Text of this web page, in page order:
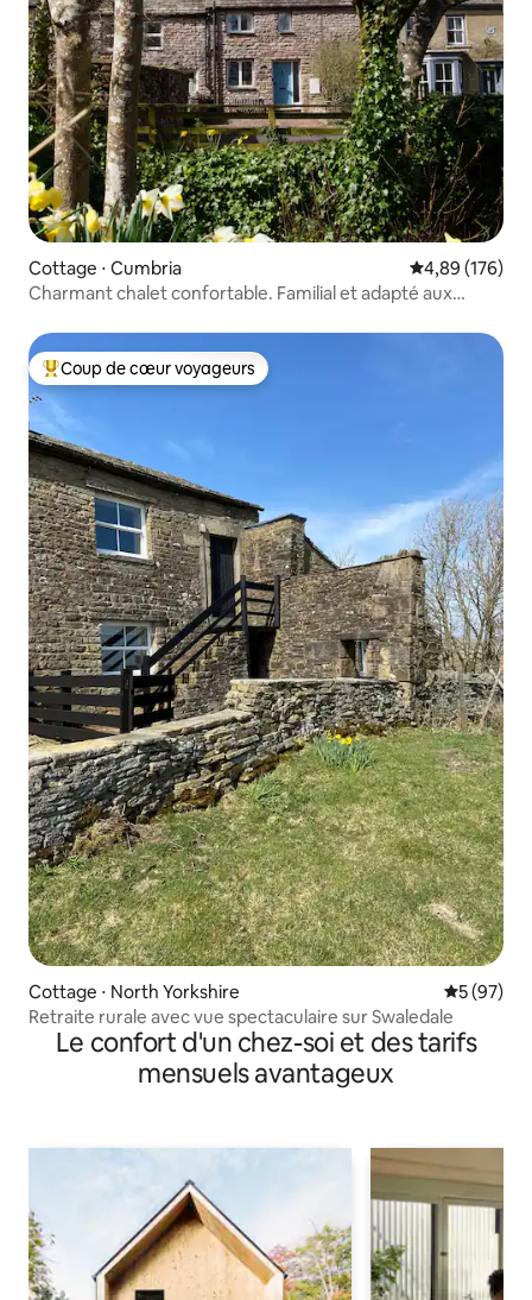
Cottage ⋅ Cumbria Évaluation
4,89 (176)
Charmant chalet confortable. Familial et adapté aux
Coups de cœur voyageurs les plus appréciés
Coup de cœur voyageurs
Cottage ⋅ North Yorkshire
5 (97)
Retraite rurale avec vue spectaculaire sur Swaledale
Le confort d'un chez-soi et des tarifs
mensuels avantageux